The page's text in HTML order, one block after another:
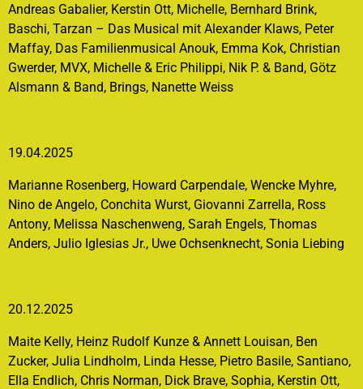
Andreas Gabalier, Kerstin Ott, Michelle, Bernhard Brink,
Baschi, Tarzan – Das Musical mit Alexander Klaws, Peter
Maffay, Das Familienmusical Anouk, Emma Kok, Christian
Gwerder, MVX, Michelle & Eric Philippi, Nik P. & Band, Götz
Alsmann & Band, Brings, Nanette Weiss
19.04.2025
Marianne Rosenberg, Howard Carpendale, Wencke Myhre,
Nino de Angelo, Conchita Wurst, Giovanni Zarrella, Ross
Antony, Melissa Naschenweng, Sarah Engels, Thomas
Anders, Julio Iglesias Jr., Uwe Ochsenknecht, Sonia Liebing
20.12.2025
Maite Kelly, Heinz Rudolf Kunze & Annett Louisan, Ben
Zucker, Julia Lindholm, Linda Hesse, Pietro Basile, Santiano,
Ella Endlich, Chris Norman, Dick Brave, Sophia, Kerstin Ott,